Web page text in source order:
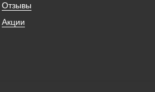
Отзывы
Акции